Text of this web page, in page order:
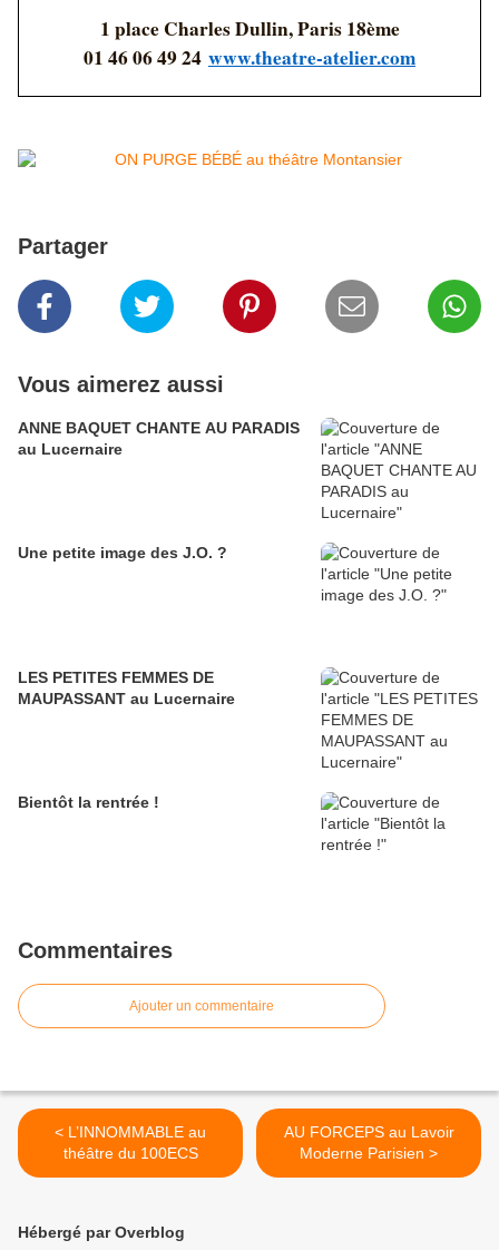
1 place Charles Dullin, Paris 18ème
01 46 06 49 24 www.theatre-atelier.com
Partager
Vous aimerez aussi
ANNE BAQUET CHANTE AU PARADIS
au Lucernaire
Une petite image des J.O. ?
LES PETITES FEMMES DE
MAUPASSANT au Lucernaire
Bientôt la rentrée !
Commentaires
Ajouter un commentaire
< L’INNOMMABLE au
théâtre du 100ECS
AU FORCEPS au Lavoir
Moderne Parisien >
Hébergé par Overblog